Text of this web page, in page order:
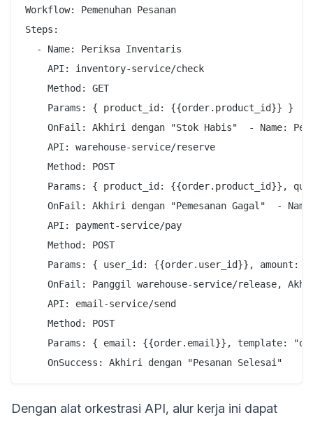
Workflow: Pemenuhan Pesanan
Steps:
  - Name: Periksa Inventaris
    API: inventory-service/check
    Method: GET
    Params: { product_id: {{order.product_id}} }
OnFail: Akhiri dengan "Stok Habis"  - Name:
    API: warehouse-service/reserve
    Method: POST
Params: { product_id: {{order.product_id}},
OnFail: Akhiri dengan "Pemesanan Gagal"  -
    API: payment-service/pay
    Method: POST
Params: { user_id: {{order.user_id}}, amount:
OnFail: Panggil warehouse-service/release,
    API: email-service/send
    Method: POST
Params: { email: {{order.email}}, template:
Dengan alat orkestrasi API, alur kerja ini dapat